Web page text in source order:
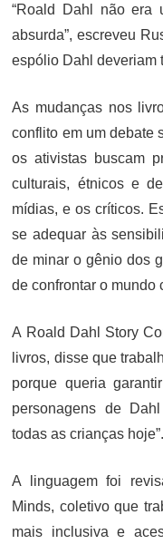
“Roald Dahl não era
absurda”, escreveu
espólio Dahl deveriam
As mudanças nos
conflito em um debate
os ativistas buscam
culturais, étnicos e
mídias, e os críticos.
se adequar às
de minar o gênio dos
de confrontar o mundo
A Roald Dahl Story
livros, disse que
porque queria
personagens de
todas as crianças hoje”.
A linguagem foi
Minds, coletivo que
mais inclusiva e